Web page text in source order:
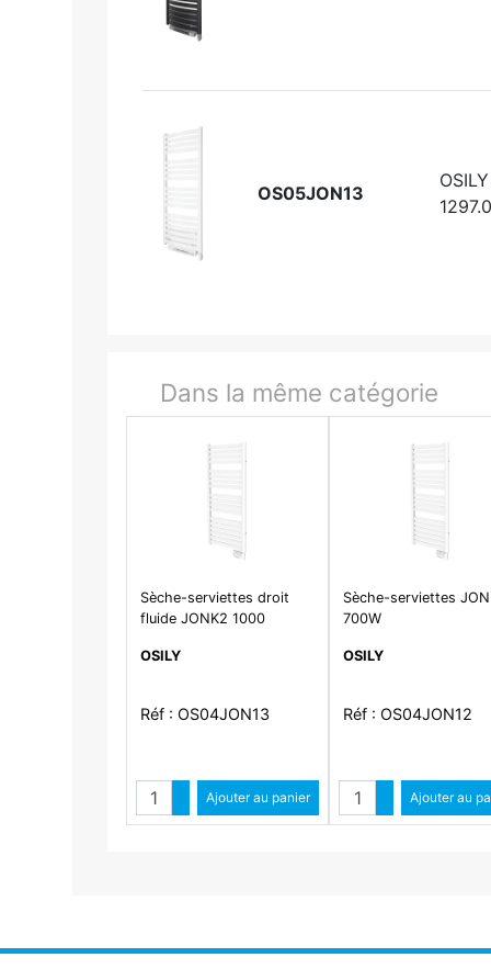
OS05JON13
OSILY
Dans la même catégorie
Sèche-serviettes droit
fluide JONK2 1000
OSILY
Réf : OS04JON13
QuantitéAugmenter quantité
Diminuer quantité
Ajouter au panier
Sèche-serviettes
700W
OSILY
Réf : OS04JON12
QuantitéAugmenter
Diminuer
Ajouter au